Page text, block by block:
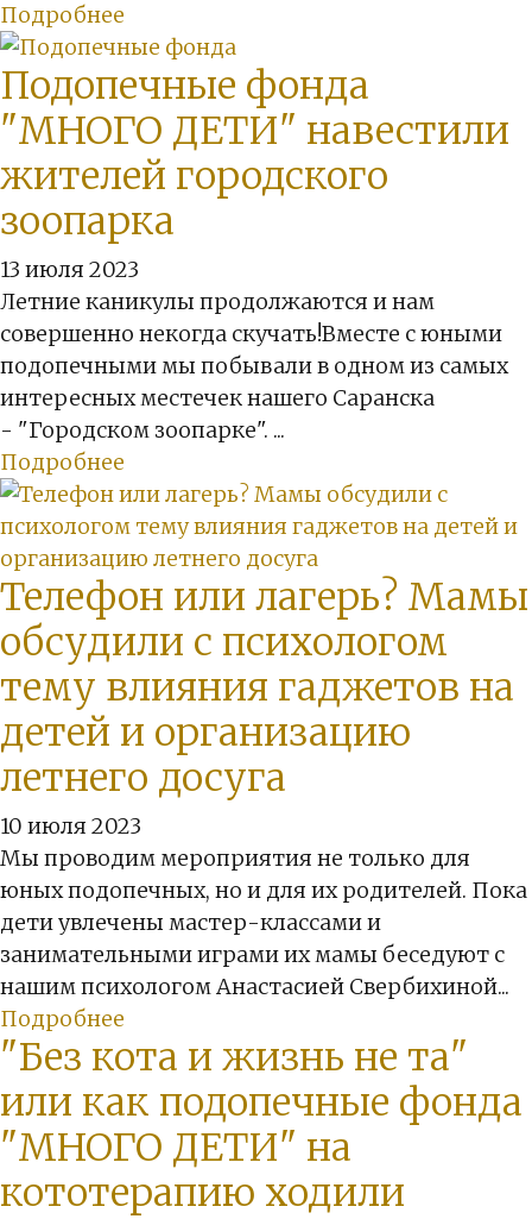
Подробнее
Подопечные фонда
"МНОГО ДЕТИ" навестили
жителей городского
зоопарка
13 июля 2023
Летние каникулы продолжаются и нам
совершенно некогда скучать!Вместе с юными
подопечными мы побывали в одном из самых
интересных местечек нашего Саранска
- "Городском зоопарке". ...
Подробнее
Телефон или лагерь? Мамы
обсудили с психологом
тему влияния гаджетов на
детей и организацию
летнего досуга
10 июля 2023
Мы проводим мероприятия не только для
юных подопечных, но и для их родителей. Пока
дети увлечены мастер-классами и
занимательными играми их мамы беседуют с
нашим психологом Анастасией Свербихиной...
Подробнее
"Без кота и жизнь не та"
или как подопечные фонда
"МНОГО ДЕТИ" на
кототерапию ходили